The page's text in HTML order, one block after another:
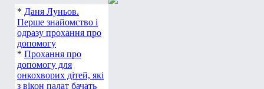
* Даня Луньов.
Перше знайомство і
одразу прохання про
допомогу
* Прохання про
допомогу для
онкохворих дітей, які
з вікон палат бачать